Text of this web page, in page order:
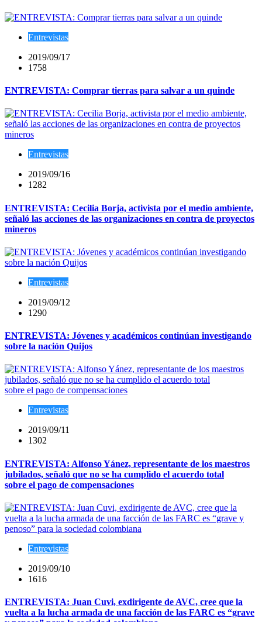
Entrevistas
2019/09/17
1758
ENTREVISTA: Comprar tierras para salvar a un quinde
Entrevistas
2019/09/16
1282
ENTREVISTA: Cecilia Borja, activista por el medio ambiente,
señaló las acciones de las organizaciones en contra de proyectos
mineros
Entrevistas
2019/09/12
1290
ENTREVISTA: Jóvenes y académicos continúan investigando
sobre la nación Quijos
Entrevistas
2019/09/11
1302
ENTREVISTA: Alfonso Yánez, representante de los maestros
jubilados, señaló que no se ha cumplido el acuerdo total
sobre el pago de compensaciones
Entrevistas
2019/09/10
1616
ENTREVISTA: Juan Cuvi, exdirigente de AVC, cree que la
vuelta a la lucha armada de una facción de las FARC es “grave